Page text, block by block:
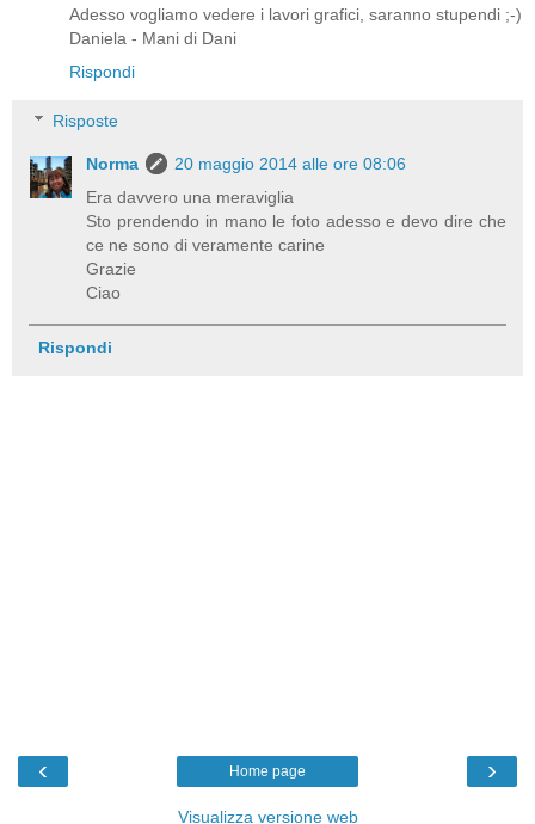
Adesso vogliamo vedere i lavori grafici, saranno stupendi ;-)
Daniela - Mani di Dani
Rispondi
Risposte
Norma
20 maggio 2014 alle ore 08:06
Era davvero una meraviglia
Sto prendendo in mano le foto adesso e devo dire che
ce ne sono di veramente carine
Grazie
Ciao
Rispondi
‹ ›
Home page
Visualizza versione web